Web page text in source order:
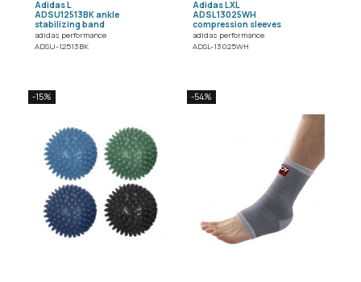
Adidas L
ADSU12513BK ankle
stabilizing band
adidas performance
ADSU-12513BK
Adidas LXL
ADSL13025WH
compression sleeves
adidas performance
ADSL-13025WH
-15% -54%